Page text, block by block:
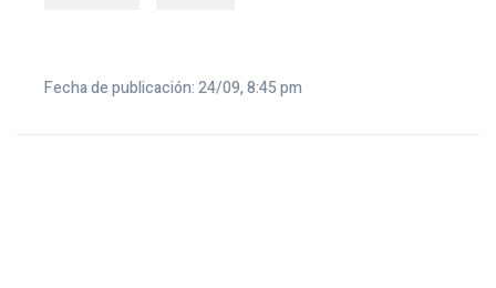
Fecha de publicación: 24/09, 8:45 pm